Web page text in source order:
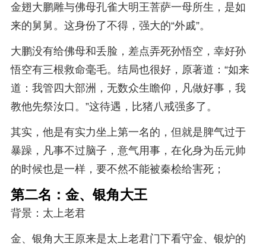
金翅大鹏雕与佛母孔雀大明王菩萨一母所生，是如
来的舅舅。这身份了不得，强大的“外戚”。
大鹏没有给佛母和丢脸，差点弄死孙悟空，幸好孙
悟空有三根救命毫毛。结局也很好，原著道：“如来
道：我管四大部洲，无数众生瞻仰，凡做好事，我
教他先祭汝口。”这待遇，比猪八戒强多了。
其实，他是有实力坐上第一名的，但就是脾气过于
暴躁，凡事不过脑子，意气用事，在化身为岳元帅
的时候也是一样，要不然不能被秦桧给害死；
第二名：金、银角大王
背景：太上老君
金、银角大王原来是太上老君门下看守金、银炉的